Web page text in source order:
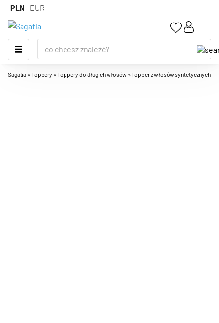
PLN EUR
Sagatia »Toppery »Toppery do długich włosów »Topper z włosów syntetycznych